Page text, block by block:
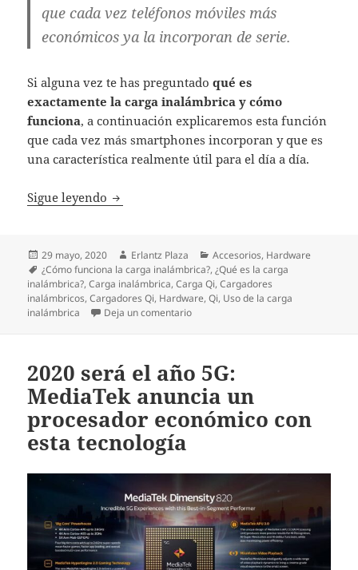
que cada vez teléfonos móviles más
económicos ya la incorporan de serie.
Si alguna vez te has preguntadoqué es
exactamente la carga inalámbrica y cómo
funciona, a continuación explicaremos esta función
que cada vez más smartphones incorporan y que es
una característica realmente útil para el día a día.
Sigue leyendo ¿Qué es y cómo funciona la carga
Publicado
el
29 mayo, 2020 Autor
Erlantz Plaza Categorías
Accesorios, Hardware
Etiquetas
¿Cómo funciona la carga inalámbrica?,¿Qué es la carga
inalámbrica?,Carga inalámbrica,Carga Qi,Cargadores
inalámbricos,Cargadores Qi, Hardware,Qi, Uso de la carga
inalámbrica
Deja un comentarioen ¿Qué es y cómo funciona la
2020 será el año 5G:
MediaTek anuncia un
procesador económico con
esta tecnología